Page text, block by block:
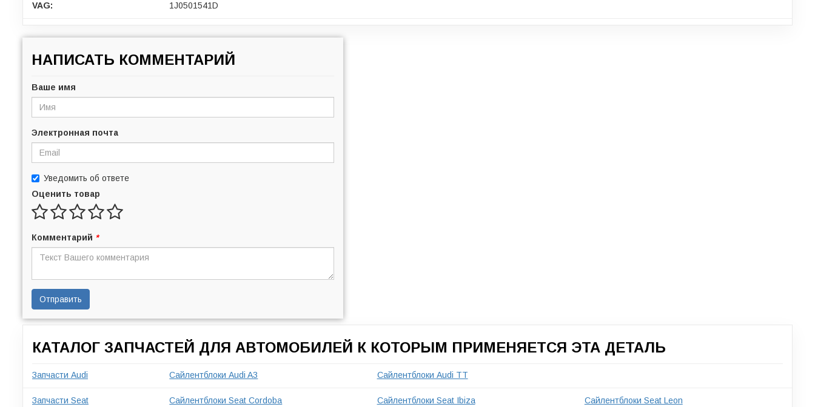
VAG: 1J0501541D
НАПИСАТЬ КОММЕНТАРИЙ
Ваше имя
Электронная почта
Уведомить об ответе
Оценить товар
Комментарий *
Отправить
КАТАЛОГ ЗАПЧАСТЕЙ ДЛЯ АВТОМОБИЛЕЙ К КОТОРЫМ ПРИМЕНЯЕТСЯ ЭТА ДЕТАЛЬ
Запчасти Audi Сайлентблоки Audi A3 Сайлентблоки Audi TT
Запчасти Seat Сайлентблоки Seat Cordoba Сайлентблоки Seat Ibiza Сайлентблоки Seat Leon